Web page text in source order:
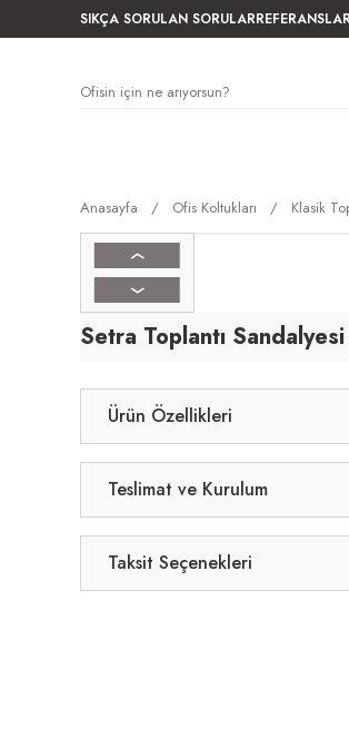
SIKÇA SORULAN SORULAR
Anasayfa Ofis Koltukları Klasik
Setra Toplantı Sandalyesi
Ürün Özellikleri
Teslimat ve Kurulum
Taksit Seçenekleri